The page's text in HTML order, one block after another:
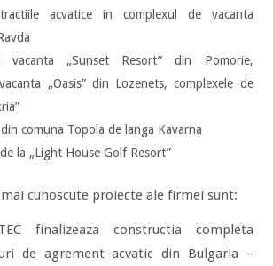
acvatice in complexul de vacanta
vacanta „Sunset Resort” din Pomorie,
„Oasis” din Lozenets, complexele de
din comuna Topola de langa Kavarna
la „Light House Golf Resort”
cunoscute proiecte ale firmei sunt:
finalizeaza constructia completa
de agrement acvatic din Bulgaria –